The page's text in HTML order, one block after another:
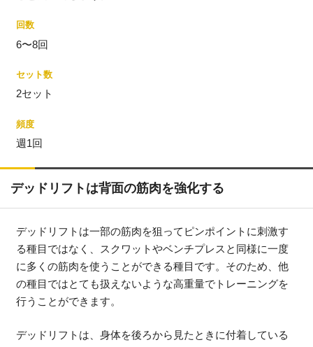
回数
6〜8回
セット数
2セット
頻度
週1回
デッドリフトは背面の筋肉を強化する
デッドリフトは一部の筋肉を狙ってピンポイントに刺激す
る種目ではなく、スクワットやベンチプレスと同様に一度
に多くの筋肉を使うことができる種目です。そのため、他
の種目ではとても扱えないような高重量でトレーニングを
行うことができます。
デッドリフトは、身体を後ろから見たときに付着している